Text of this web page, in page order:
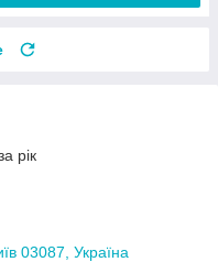
рік
03087, Україна